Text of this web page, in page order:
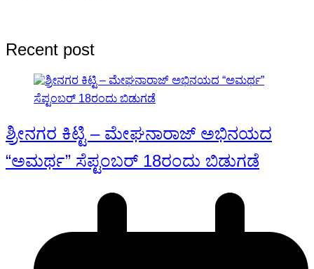
Recent post
ಶ್ರೀನಗರ ಕಿಟ್ಟಿ – ಮೇಘನಾರಾಜ್ ಅಭಿನಯದ
“ಅಮರ್ಥ” ಸೆಪ್ಟಂಬರ್ 18ರಂದು ಬಿಡುಗಡೆ